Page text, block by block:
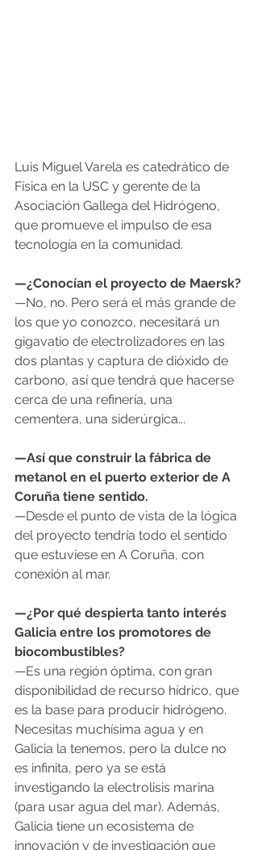
Luis Miguel Varela es catedrático de
Física en la USC y gerente de la
Asociación Gallega del Hidrógeno,
que promueve el impulso de esa
tecnología en la comunidad.
—¿Conocían el proyecto de Maersk?
—No, no. Pero será el más grande de
los que yo conozco, necesitará un
gigavatio de electrolizadores en las
dos plantas y captura de dióxido de
carbono, así que tendrá que hacerse
cerca de una refinería, una
cementera, una siderúrgica...
—Así que construir la fábrica de
metanol en el puerto exterior de A
Coruña tiene sentido.
—Desde el punto de vista de la lógica
del proyecto tendría todo el sentido
que estuviese en A Coruña, con
conexión al mar.
—¿Por qué despierta tanto interés
Galicia entre los promotores de
biocombustibles?
—Es una región óptima, con gran
disponibilidad de recurso hídrico, que
es la base para producir hidrógeno.
Necesitas muchísima agua y en
Galicia la tenemos, pero la dulce no
es infinita, pero ya se está
investigando la electrolisis marina
(para usar agua del mar). Además,
Galicia tiene un ecosistema de
innovación y de investigación que